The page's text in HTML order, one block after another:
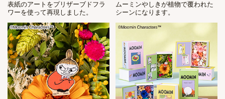
表紙のアートをプリザーブドフラ
ワーを使って再現しました。
ムーミンやしきが植物で覆われた
シーンになります。